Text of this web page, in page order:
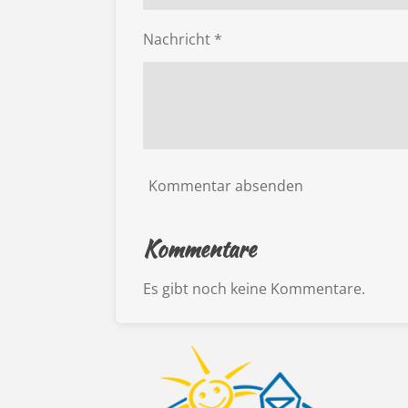
Nachricht *
Kommentar absenden
Kommentare
Es gibt noch keine Kommentare.